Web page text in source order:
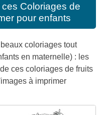
ces Coloriages de
pour enfants
coloriages tout
en maternelle) : les
ces coloriages de fruits
à imprimer